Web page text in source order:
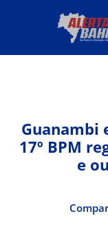
Guanambi
17º BPM
e